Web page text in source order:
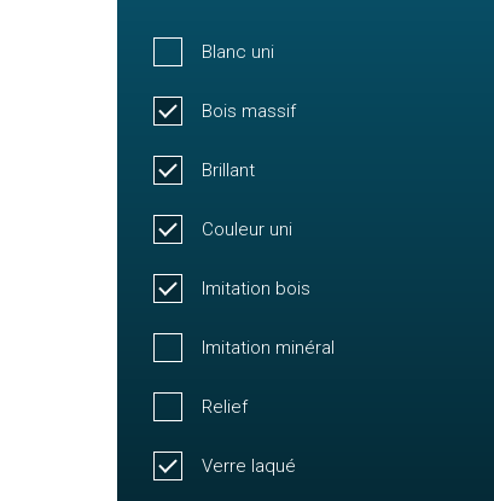
Blanc uni
Bois massif
Brillant
Couleur uni
Imitation bois
Imitation minéral
Relief
Verre laqué